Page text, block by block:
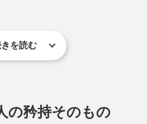
を読む
の矜持そのもの